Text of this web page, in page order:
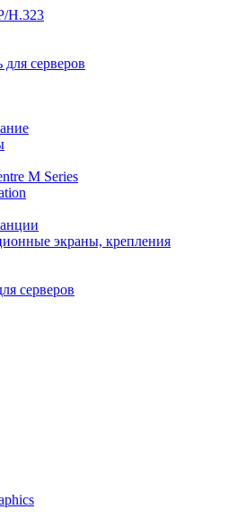
H.323
серверов
M Series
экраны, крепления
серверов